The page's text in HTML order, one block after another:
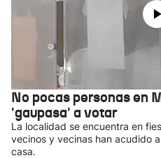
No pocas personas en
'gaupasa' a votar
La localidad se encuentra en
vecinos y vecinas han acudido
casa.